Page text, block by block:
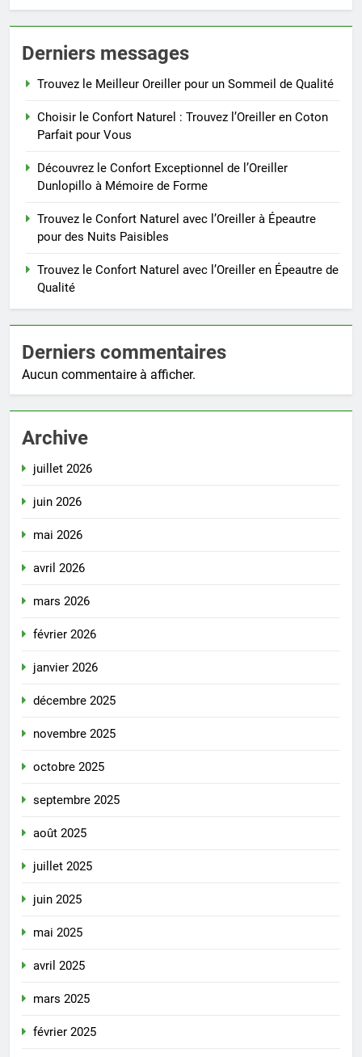
Derniers messages
Trouvez le Meilleur Oreiller pour un Sommeil de Qualité
Choisir le Confort Naturel : Trouvez l’Oreiller en Coton
Parfait pour Vous
Découvrez le Confort Exceptionnel de l’Oreiller
Dunlopillo à Mémoire de Forme
Trouvez le Confort Naturel avec l’Oreiller à Épeautre
pour des Nuits Paisibles
Trouvez le Confort Naturel avec l’Oreiller en Épeautre de
Qualité
Derniers commentaires
Aucun commentaire à afficher.
Archive
juillet 2026
juin 2026
mai 2026
avril 2026
mars 2026
février 2026
janvier 2026
décembre 2025
novembre 2025
octobre 2025
septembre 2025
août 2025
juillet 2025
juin 2025
mai 2025
avril 2025
mars 2025
février 2025